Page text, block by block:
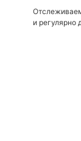
и регулярно